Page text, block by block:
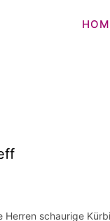
Herren schaurige